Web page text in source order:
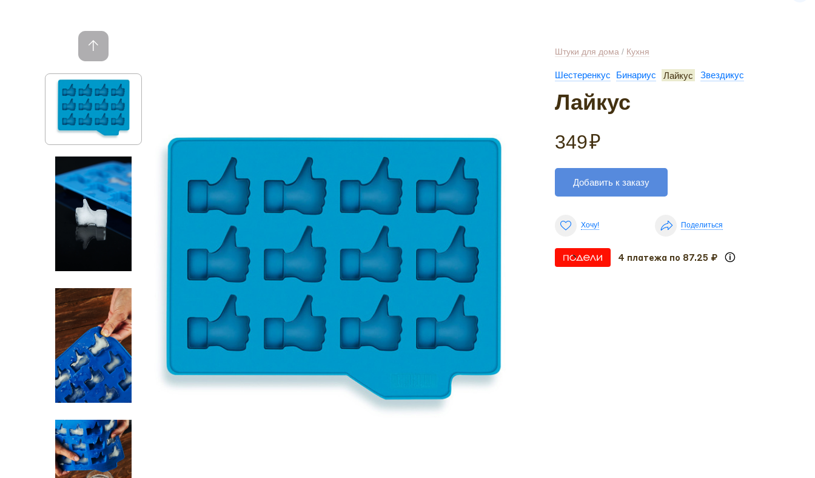
Штуки для дома / Кухня
Шестеренкус Бинариус Лайкус Звездикус
Лайкус
349₽
Добавить к заказу
Хочу! Поделиться
4 платежа по 87.25 ₽